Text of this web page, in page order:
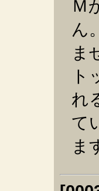
Ｍ
ん
ま
ト
れ
て
ま